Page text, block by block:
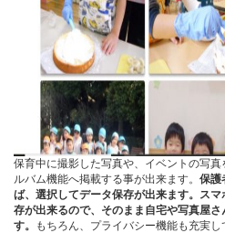
保育中に撮影した写真や、イベントの写
ルバム機能へ掲載する事が出来ます。 保護
ば、選択してデータ保存が出来ます。ス
存が出来るので、そのまま自宅や写真屋
す。
もちろん、プライバシー機能も充実